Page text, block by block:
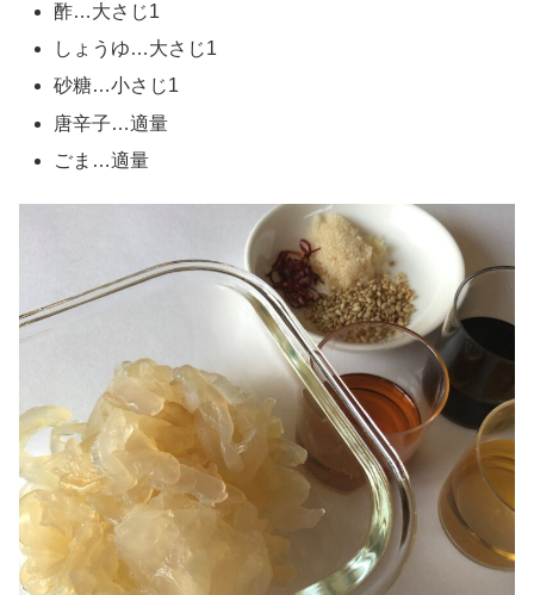
酢…大さじ1
しょうゆ…大さじ1
砂糖…小さじ1
唐辛子…適量
ごま…適量